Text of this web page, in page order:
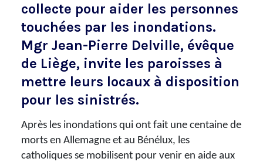
collecte pour aider les personnes
touchées par les inondations.
Mgr Jean-Pierre Delville, évêque
de Liège, invite les paroisses à
mettre leurs locaux à disposition
pour les sinistrés.
Après les inondations qui ont fait une centaine de
morts en Allemagne et au Bénélux, les
catholiques se mobilisent pour venir en aide aux